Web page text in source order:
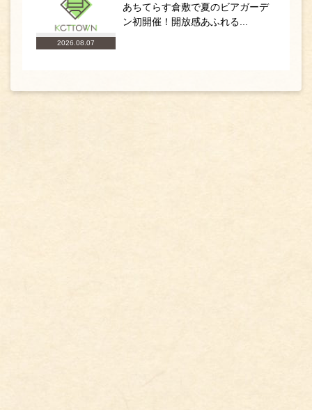
2026.08.07
あちてらす倉敷で夏のビアガーデ
ン初開催！開放感あふれる...